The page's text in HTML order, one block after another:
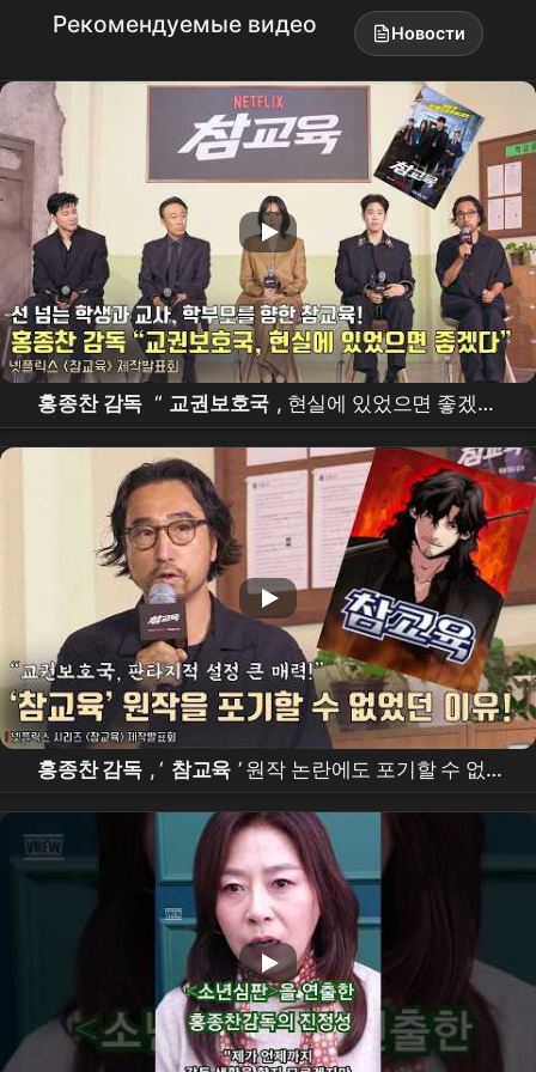
Рекомендуемые видео Новости
홍종찬 감독 “ 교권보호국 , 현실에 있었으면 좋겠다”
| 넷플릭스 [ 참교육 ] 제작발표회 | Teach You a
Lesson | Netflix
홍종찬 감독 , ‘ 참교육 ’ 원작 논란에도 포기할 수 없었
던 이유! | 넷플릭스 [ 참교육 ] 제작발표회 # 김무열